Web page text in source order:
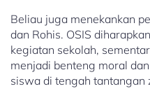
Beliau juga menekankan
dan Rohis. OSIS
kegiatan sekolah,
menjadi benteng moral
siswa di tengah tantangan